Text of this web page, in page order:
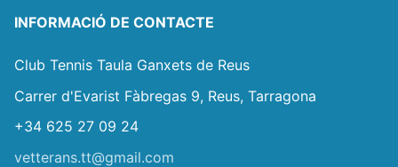
INFORMACIÓ DE CONTACTE
Club Tennis Taula Ganxets de Reus
Carrer d'Evarist Fàbregas 9, Reus, Tarragona
+34 625 27 09 24
vetterans.tt@gmail.com